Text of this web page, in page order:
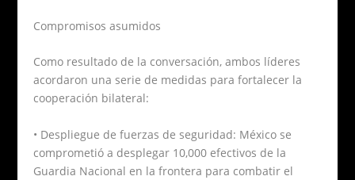
Compromisos asumidos
Como resultado de la conversación, ambos líderes
acordaron una serie de medidas para fortalecer la
cooperación bilateral:
• Despliegue de fuerzas de seguridad: México se
comprometió a desplegar 10,000 efectivos de la
Guardia Nacional en la frontera para combatir el